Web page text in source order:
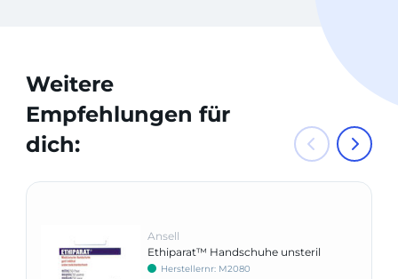
Weitere
Empfehlungen für
dich:
Ansell
Ethiparat™ Handschuhe unsteril
Herstellernr: M2080